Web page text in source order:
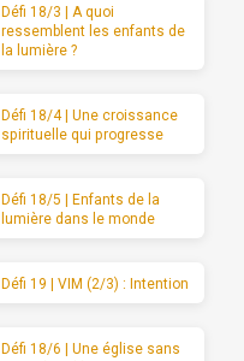
Défi 18/3 | A quoi
ressemblent les enfants de
la lumière ?
Défi 18/4 | Une croissance
spirituelle qui progresse
Défi 18/5 | Enfants de la
lumière dans le monde
Défi 19 | VIM (2/3) : Intention
Défi 18/6 | Une église sans